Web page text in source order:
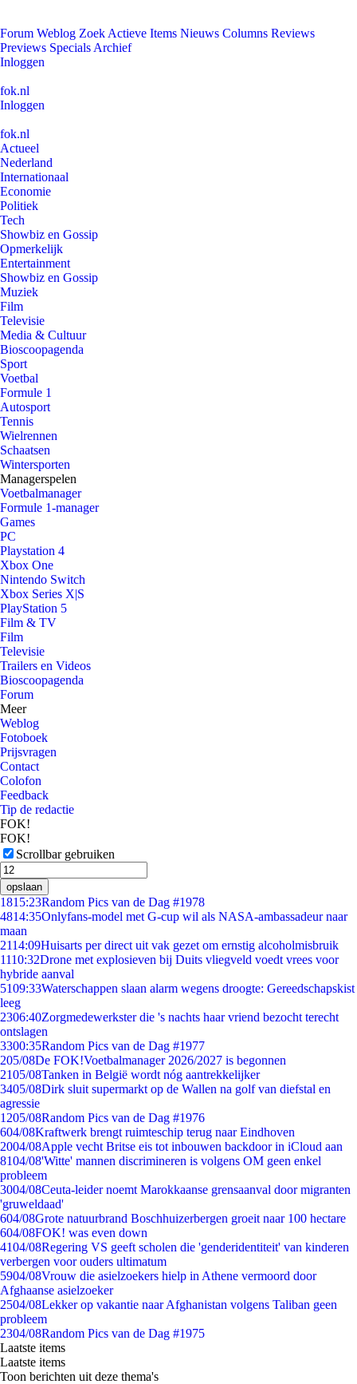
Forum Weblog Zoek Actieve Items Nieuws Columns Reviews
Previews Specials Archief
Inloggen
fok.nl
Inloggen
fok.nl
Actueel
Nederland
Internationaal
Economie
Politiek
Tech
Showbiz en Gossip
Opmerkelijk
Entertainment
Showbiz en Gossip
Muziek
Film
Televisie
Media & Cultuur
Bioscoopagenda
Sport
Voetbal
Formule 1
Autosport
Tennis
Wielrennen
Schaatsen
Wintersporten
Managerspelen
Voetbalmanager
Formule 1-manager
Games
PC
Playstation 4
Xbox One
Nintendo Switch
Xbox Series X|S
PlayStation 5
Film & TV
Film
Televisie
Trailers en Videos
Bioscoopagenda
Forum
Meer
Weblog
Fotoboek
Prijsvragen
Contact
Colofon
Feedback
Tip de redactie
FOK!
FOK!
Scrollbar gebruiken
opslaan
1815:23Random Pics van de Dag #1978
4814:35Onlyfans-model met G-cup wil als NASA-ambassadeur naar
maan
2114:09Huisarts per direct uit vak gezet om ernstig alcoholmisbruik
1110:32Drone met explosieven bij Duits vliegveld voedt vrees voor
hybride aanval
5109:33Waterschappen slaan alarm wegens droogte: Gereedschapskist
leeg
2306:40Zorgmedewerkster die 's nachts haar vriend bezocht terecht
ontslagen
3300:35Random Pics van de Dag #1977
205/08De FOK!Voetbalmanager 2026/2027 is begonnen
2105/08Tanken in België wordt nóg aantrekkelijker
3405/08Dirk sluit supermarkt op de Wallen na golf van diefstal en
agressie
1205/08Random Pics van de Dag #1976
604/08Kraftwerk brengt ruimteschip terug naar Eindhoven
2004/08Apple vecht Britse eis tot inbouwen backdoor in iCloud aan
8104/08'Witte' mannen discrimineren is volgens OM geen enkel
probleem
3004/08Ceuta-leider noemt Marokkaanse grensaanval door migranten
'gruweldaad'
604/08Grote natuurbrand Boschhuizerbergen groeit naar 100 hectare
604/08FOK! was even down
4104/08Regering VS geeft scholen die 'genderidentiteit' van kinderen
verbergen voor ouders ultimatum
5904/08Vrouw die asielzoekers hielp in Athene vermoord door
Afghaanse asielzoeker
2504/08Lekker op vakantie naar Afghanistan volgens Taliban geen
probleem
2304/08Random Pics van de Dag #1975
Laatste items
Laatste items
Toon berichten uit deze thema's